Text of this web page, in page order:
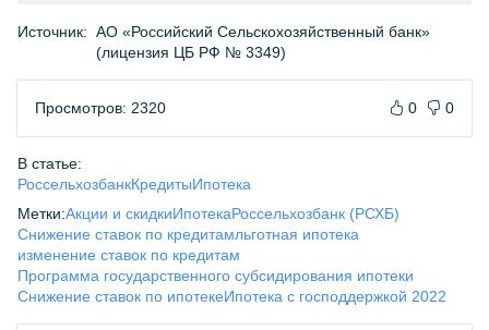
Источник: АО «Российский Сельскохозяйственный банк»
(лицензия ЦБ РФ № 3349)
Просмотров: 2320 0 0
В статье:
РоссельхозбанкКредитыИпотека
Метки:Акции и скидкиИпотекаРоссельхозбанк (РСХБ)
Снижение ставок по кредитамльготная ипотека
изменение ставок по кредитам
Программа государственного субсидирования ипотеки
Снижение ставок по ипотекеИпотека с господдержкой 2022